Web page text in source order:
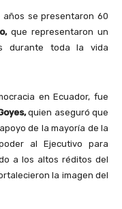
se presentaron 60
que representaron un
durante toda la vida
en Ecuador, fue
quien aseguró que
de la mayoría de la
al Ejecutivo para
a los altos réditos del
la imagen del